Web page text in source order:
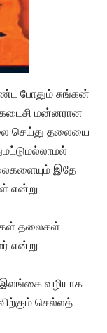
போதும் சுங்கன்
கடைசி மன்னரான
செய்து தலையை
இதே
என்று
தலைகள்
என்று
இலங்கை வழியாக
செல்லத்